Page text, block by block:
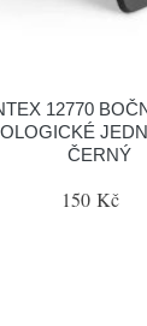
12770
ČERNÝ
150 Kč